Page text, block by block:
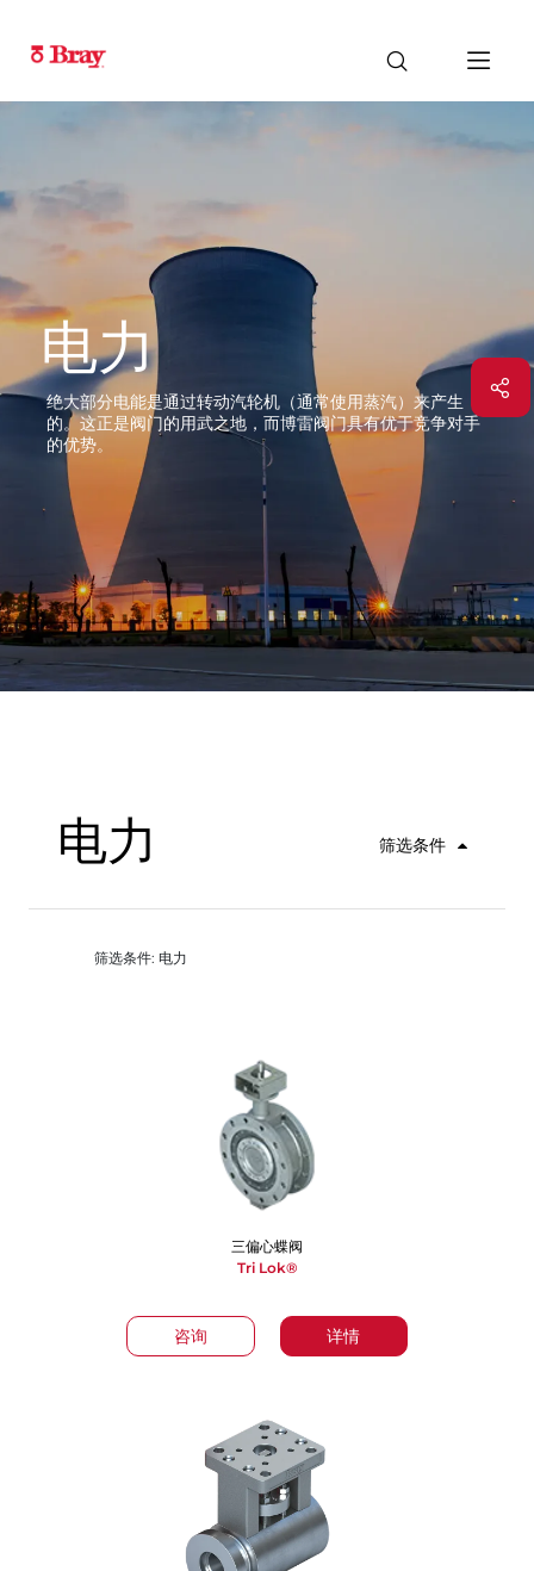
电力
绝大部分电能是通过转动汽轮机（通常使用蒸汽）来产生
的。这正是阀门的用武之地，而博雷阀门具有优于竞争对手
的优势。
电力 筛选条件
筛选条件: 电力
咨询 详情
三偏心蝶阀
Tri Lok®